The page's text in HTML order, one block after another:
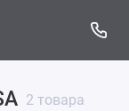
2 товара